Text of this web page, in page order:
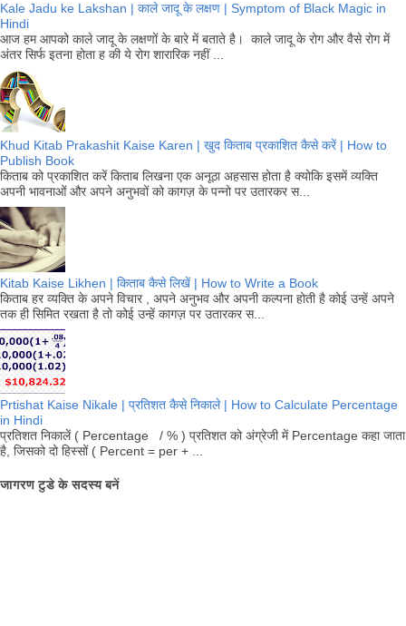
Kale Jadu ke Lakshan | काले जादू के लक्षण | Symptom of Black Magic in
Hindi
आज हम आपको काले जादू के लक्षणों के बारे में बताते है। काले जादू के रोग और वैसे रोग में
अंतर सिर्फ इतना होता ह की ये रोग शारारिक नहीं ...
Khud Kitab Prakashit Kaise Karen | खुद किताब प्रकाशित कैसे करें | How to
Publish Book
किताब को प्रकाशित करें किताब लिखना एक अनूठा अहसास होता है क्योकि इसमें व्यक्ति
अपनी भावनाओं और अपने अनुभवों को कागज़ के पन्नो पर उतारकर स...
Kitab Kaise Likhen | किताब कैसे लिखें | How to Write a Book
किताब हर व्यक्ति के अपने विचार , अपने अनुभव और अपनी कल्पना होती है कोई उन्हें अपने
तक ही सिमित रखता है तो कोई उन्हें कागज़ पर उतारकर स...
Prtishat Kaise Nikale | प्रतिशत कैसे निकाले | How to Calculate Percentage
in Hindi
प्रतिशत निकालें ( Percentage / % ) प्रतिशत को अंग्रेजी में Percentage कहा जाता
है, जिसको दो हिस्सों ( Percent = per + ...
जागरण टुडे के सदस्य बनें